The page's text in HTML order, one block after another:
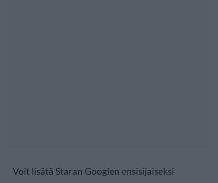
Voit lisätä Staran Googlen ensisijaiseksi